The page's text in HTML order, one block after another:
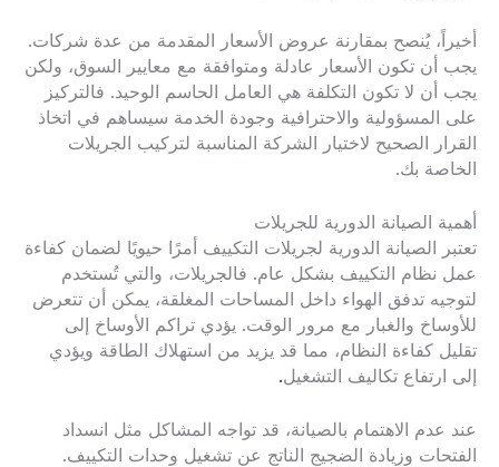
أخيراً، يُنصح بمقارنة عروض الأسعار المقدمة من عدة شركات.
يجب أن تكون الأسعار عادلة ومتوافقة مع معايير السوق، ولكن
يجب أن لا تكون التكلفة هي العامل الحاسم الوحيد. فالتركيز
على المسؤولية والاحترافية وجودة الخدمة سيساهم في اتخاذ
القرار الصحيح لاختيار الشركة المناسبة لتركيب الجريلات
الخاصة بك.
أهمية الصيانة الدورية للجريلات
تعتبر الصيانة الدورية لجريلات التكييف أمرًا حيويًا لضمان كفاءة
عمل نظام التكييف بشكل عام. فالجريلات، والتي تُستخدم
لتوجيه تدفق الهواء داخل المساحات المغلقة، يمكن أن تتعرض
للأوساخ والغبار مع مرور الوقت. يؤدي تراكم الأوساخ إلى
تقليل كفاءة النظام، مما قد يزيد من استهلاك الطاقة ويؤدي
إلى ارتفاع تكاليف التشغيل.
عند عدم الاهتمام بالصيانة، قد تواجه المشاكل مثل انسداد
الفتحات وزيادة الضجيج الناتج عن تشغيل وحدات التكييف.